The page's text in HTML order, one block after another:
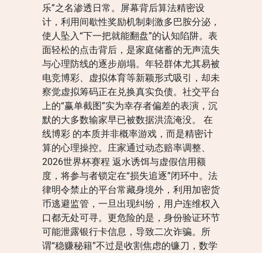
乐”之名渗透日常。屏幕背后算法精密设
计，利用间歇性奖励机制刺激多巴胺分泌，
使人坠入“下一把就能翻盘”的认知陷阱。表
面轻松的点击背后，是家庭储蓄的无声流失
与心理防线的逐步崩塌。年轻群体尤其易被
电竞博彩、虚拟体育等新颖形式吸引，却未
察觉虚拟筹码正在兑换真实负债。社交平台
上的“赢单截图”实为幸存者偏差的表演，沉
默的大多数输家早已被数据洪流淹没。 在
线博彩 的本质并非概率游戏，而是精密计
算的心理操控。庄家通过动态赔率调整、
2026世界杯赛程 返水诱饵与虚假信用额
度，将参与者锁定在“损失追逐”闭环中。法
律明令禁止的平台常藏身境外，利用加密货
币逃避监管，一旦出现纠纷，用户连维权入
口都无处可寻。更危险的是，身份验证环节
可能泄露银行卡信息，导致二次诈骗。所
谓“稳赚秘籍”不过是收割焦虑的镰刀，数学